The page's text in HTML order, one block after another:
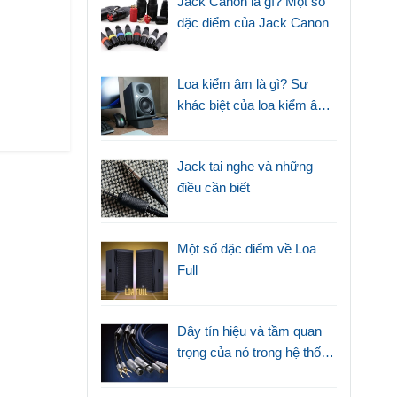
đặc điểm của Jack Canon
Loa kiểm âm là gì? Sự
khác biệt của loa kiểm âm
Jack tai nghe và những
điều cần biết
Một số đặc điểm về Loa
Full
Dây tín hiệu và tầm quan
trọng của nó trong hệ thống